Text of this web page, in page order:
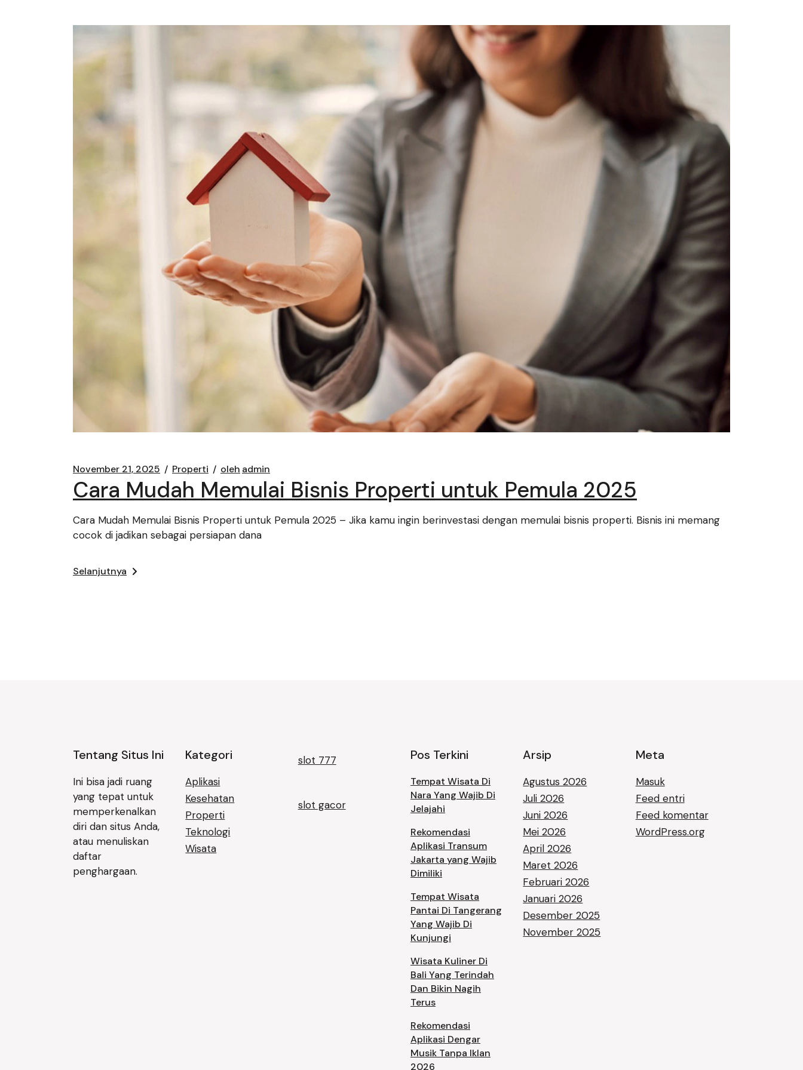
November 21, 2025 Properti oleh admin
Cara Mudah Memulai Bisnis Properti untuk Pemula 2025
Cara Mudah Memulai Bisnis Properti untuk Pemula 2025 – Jika kamu ingin berinvestasi dengan memulai bisnis properti. Bisnis ini memang
cocok di jadikan sebagai persiapan dana
Selanjutnya
Tentang Situs Ini
Ini bisa jadi ruang
yang tepat untuk
memperkenalkan
diri dan situs Anda,
atau menuliskan
daftar
penghargaan.
Kategori
Aplikasi
Kesehatan
Properti
Teknologi
Wisata
slot 777
slot gacor
Pos Terkini
Tempat Wisata Di
Nara Yang Wajib Di
Jelajahi
Rekomendasi
Aplikasi Transum
Jakarta yang Wajib
Dimiliki
Tempat Wisata
Pantai Di Tangerang
Yang Wajib Di
Kunjungi
Wisata Kuliner Di
Bali Yang Terindah
Dan Bikin Nagih
Terus
Rekomendasi
Aplikasi Dengar
Musik Tanpa Iklan
2026
Arsip
Agustus 2026
Juli 2026
Juni 2026
Mei 2026
April 2026
Maret 2026
Februari 2026
Januari 2026
Desember 2025
November 2025
Meta
Masuk
Feed entri
Feed komentar
WordPress.org